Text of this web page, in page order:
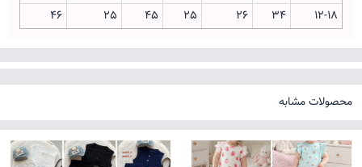
12-18
34
26
25
45
25
46
محصولات مشابه